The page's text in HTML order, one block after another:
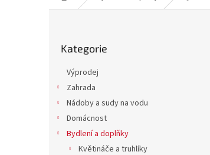
kategorie
Kategorie
Výprodej
Zahrada
Nádoby a sudy na vodu
Domácnost
Bydlení a doplňky
Květináče a truhlíky